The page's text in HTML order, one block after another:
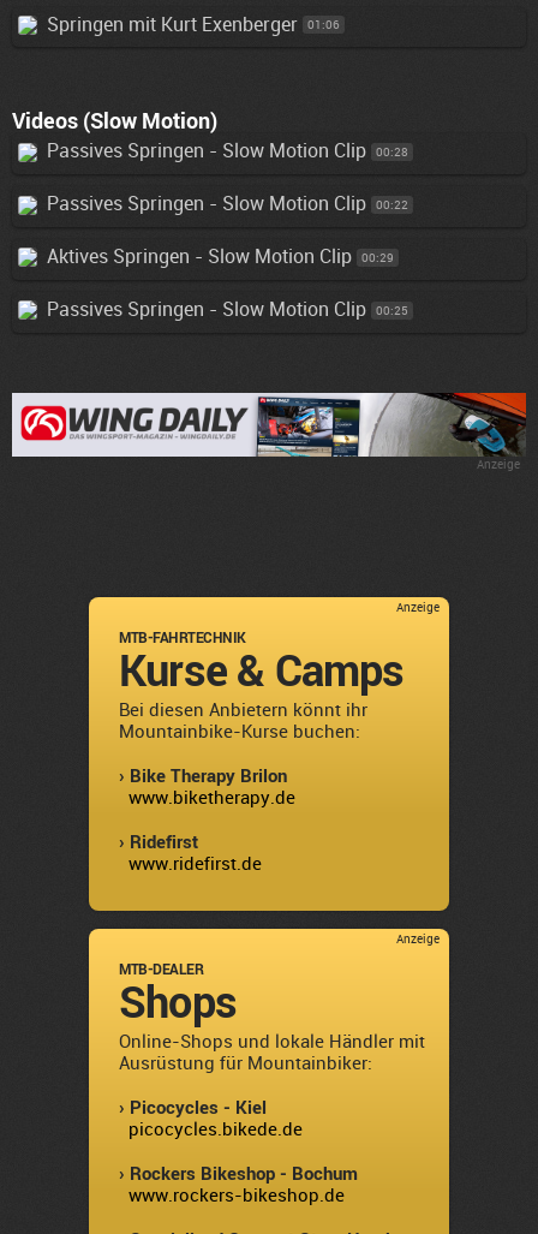
Springen mit Kurt Exenberger 01:06
Videos (Slow Motion)
Passives Springen - Slow Motion Clip 00:28
Passives Springen - Slow Motion Clip 00:22
Aktives Springen - Slow Motion Clip 00:29
Passives Springen - Slow Motion Clip 00:25
Anzeige
Anzeige
MTB-FAHRTECHNIK
Kurse & Camps
Bei diesen Anbietern könnt ihr
Mountainbike-Kurse buchen:
› Bike Therapy Brilon
www.biketherapy.de
› Ridefirst
www.ridefirst.de
Anzeige
MTB-DEALER
Shops
Online-Shops und lokale Händler mit
Ausrüstung für Mountainbiker:
› Picocycles - Kiel
picocycles.bikede.de
› Rockers Bikeshop - Bochum
www.rockers-bikeshop.de